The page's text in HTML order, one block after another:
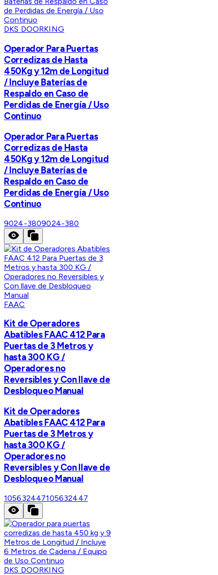
DKS DOORKING
Operador Para Puertas
Corredizas de Hasta
450Kg y 12m de Longitud
/ Incluye Baterías de
Respaldo en Caso de
Perdidas de Energía / Uso
Continuo
Operador Para Puertas
Corredizas de Hasta
450Kg y 12m de Longitud
/ Incluye Baterías de
Respaldo en Caso de
Perdidas de Energía / Uso
Continuo
9024-3809024-380
FAAC
Kit de Operadores
Abatibles FAAC 412 Para
Puertas de 3 Metros y
hasta 300 KG /
Operadores no
Reversibles y Con llave de
Desbloqueo Manual
Kit de Operadores
Abatibles FAAC 412 Para
Puertas de 3 Metros y
hasta 300 KG /
Operadores no
Reversibles y Con llave de
Desbloqueo Manual
105632447105632447
DKS DOORKING